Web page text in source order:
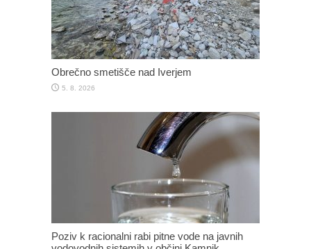
Obrečno smetišče nad Iverjem
5. 8. 2026
Poziv k racionalni rabi pitne vode na javnih